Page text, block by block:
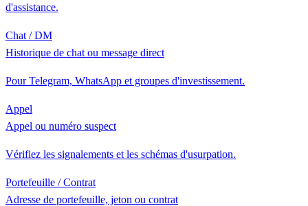
d'assistance.
Chat / DM
Historique de chat ou message direct
Pour Telegram, WhatsApp et groupes d'investissement.
Appel
Appel ou numéro suspect
Vérifiez les signalements et les schémas d'usurpation.
Portefeuille / Contrat
Adresse de portefeuille, jeton ou contrat